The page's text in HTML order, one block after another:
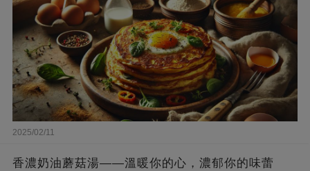
2025/02/11
香濃奶油蘑菇湯——溫暖你的心，濃郁你的味蕾